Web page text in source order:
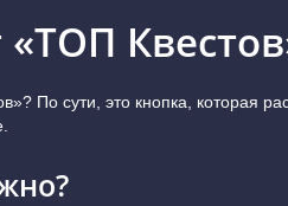
По сути, это кнопка, которая